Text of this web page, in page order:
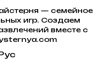
— семейное
игр. Создаем
вместе с